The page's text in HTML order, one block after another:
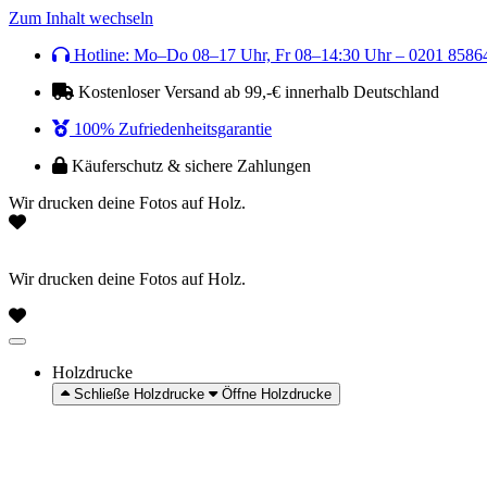
Zum Inhalt wechseln
Hotline: Mo–Do 08–17 Uhr, Fr 08–14:30 Uhr – 0201
Kostenloser Versand ab 99,-€ innerhalb Deutschland
100% Zufriedenheitsgarantie
Käuferschutz & sichere Zahlungen
Wir drucken deine Fotos auf Holz.
Wir drucken deine Fotos auf Holz.
Holzdrucke
Schließe Holzdrucke Öffne Holzdrucke